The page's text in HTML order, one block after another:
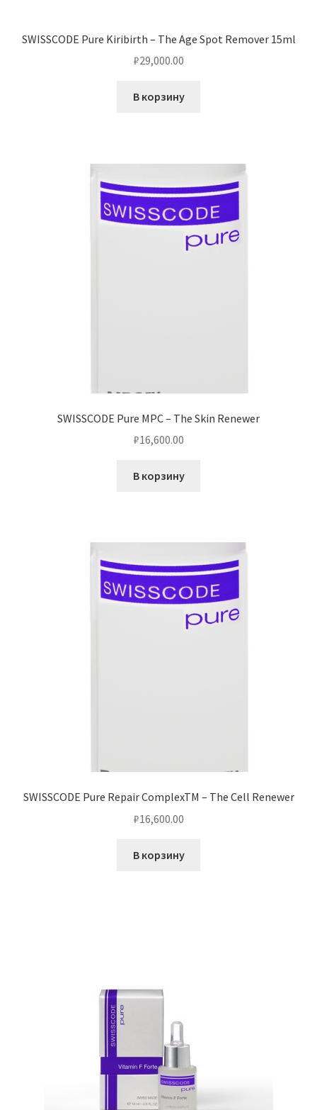
SWISSCODE Pure Kiribirth – The Age Spot Remover 15ml
₽29,000.00
В корзину
SWISSCODE Pure MPC – The Skin Renewer
₽16,600.00
В корзину
SWISSCODE Pure Repair ComplexTM – The Cell Renewer
₽16,600.00
В корзину